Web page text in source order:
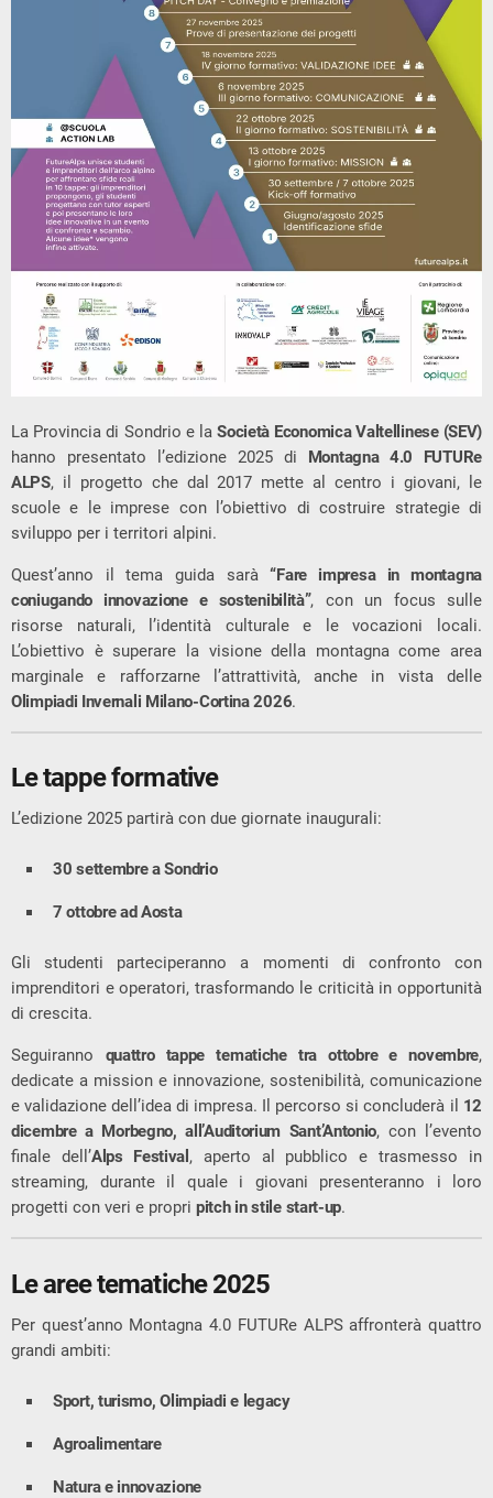
La Provincia di Sondrio e laSocietà Economica Valtellinese (SEV)
hanno presentato l’edizione 2025 di Montagna 4.0 FUTURe
ALPS, il progetto che dal 2017 mette al centro i giovani, le
scuole e le imprese con l’obiettivo di costruire strategie di
sviluppo per i territori alpini.
Quest’anno il tema guida sarà“Fare impresa in montagna
coniugando innovazione e sostenibilità”, con un focus sulle
risorse naturali, l’identità culturale e le vocazioni locali.
L’obiettivo è superare la visione della montagna come area
marginale e rafforzarne l’attrattività, anche in vista delle
Olimpiadi Invernali Milano-Cortina 2026.
Le tappe formative
L’edizione 2025 partirà con due giornate inaugurali:
30 settembre a Sondrio
7 ottobre ad Aosta
Gli studenti parteciperanno a momenti di confronto con
imprenditori e operatori, trasformando le criticità in opportunità
di crescita.
Seguiranno quattro tappe tematiche tra ottobre e novembre,
dedicate a mission e innovazione, sostenibilità, comunicazione
e validazione dell’idea di impresa. Il percorso si concluderà il 12
dicembre a Morbegno, all’Auditorium Sant’Antonio, con l’evento
finale dell’Alps Festival , aperto al pubblico e trasmesso in
streaming, durante il quale i giovani presenteranno i loro
progetti con veri e propri pitch in stile start-up.
Le aree tematiche 2025
Per quest’anno Montagna 4.0 FUTURe ALPS affronterà quattro
grandi ambiti:
Sport, turismo, Olimpiadi e legacy
Agroalimentare
Natura e innovazione